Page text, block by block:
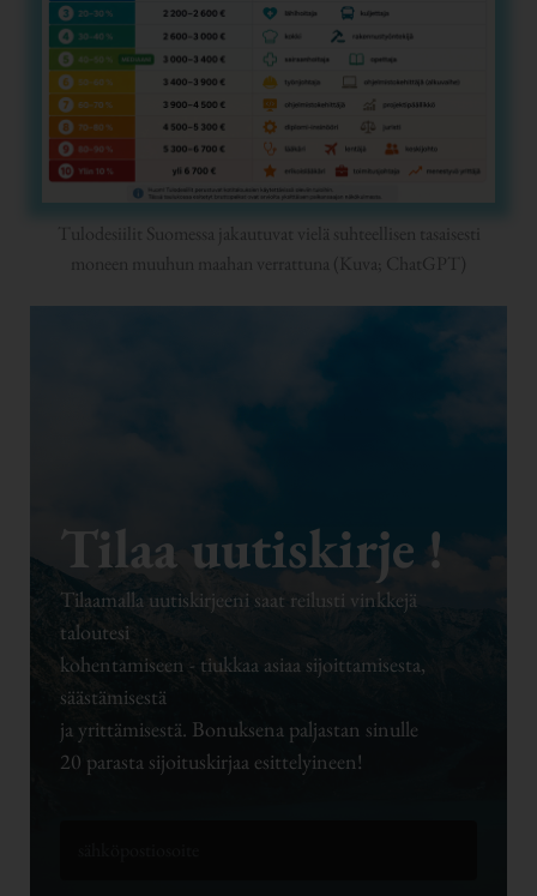
Tulodesiilit Suomessa jakautuvat vielä suhteellisen tasaisesti
moneen muuhun maahan verrattuna (Kuva; ChatGPT)
Tilaa uutiskirje !
Tilaamalla uutiskirjeeni saat reilusti vinkkejä
taloutesi
kohentamiseen - tiukkaa asiaa sijoittamisesta,
säästämisestä
ja yrittämisestä. Bonuksena paljastan sinulle
20 parasta sijoituskirjaa esittelyineen!